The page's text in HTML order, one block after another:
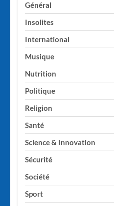
Général
Insolites
International
Musique
Nutrition
Politique
Religion
Santé
Science & Innovation
Sécurité
Société
Sport